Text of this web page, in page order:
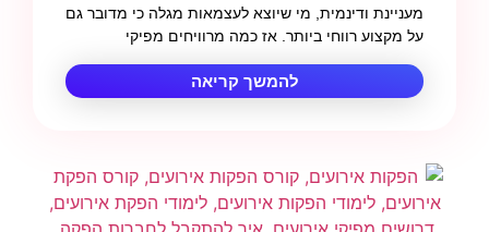
מעניינת ודינמית, מי שיוצא לעצמאות מגלה כי מדובר גם
על מקצוע רווחי ביותר. אז כמה מרוויחים מפיקי
להמשך קריאה